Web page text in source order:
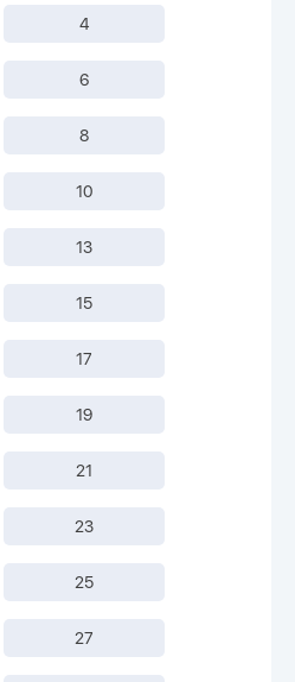
4
6
8
10
13
15
17
19
21
23
25
27